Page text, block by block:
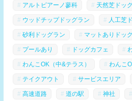
アルトピアーノ蓼科 天然芝ドッ
ウッドチップドッグラン 人工芝
砂利ドッグラン マットありドッ
プールあり ドッグカフェ
わんこOK（中&テラス） わんこ
テイクアウト サービスエリア
高速道路 道の駅 神社